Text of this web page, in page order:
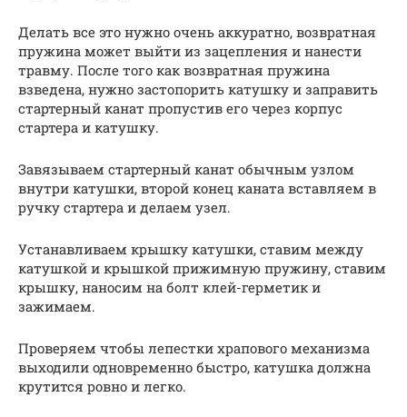
Делать все это нужно очень аккуратно, возвратная
пружина может выйти из зацепления и нанести
травму. После того как возвратная пружина
взведена, нужно застопорить катушку и заправить
стартерный канат пропустив его через корпус
стартера и катушку.
Завязываем стартерный канат обычным узлом
внутри катушки, второй конец каната вставляем в
ручку стартера и делаем узел.
Устанавливаем крышку катушки, ставим между
катушкой и крышкой прижимную пружину, ставим
крышку, наносим на болт клей-герметик и
зажимаем.
Проверяем чтобы лепестки храпового механизма
выходили одновременно быстро, катушка должна
крутится ровно и легко.